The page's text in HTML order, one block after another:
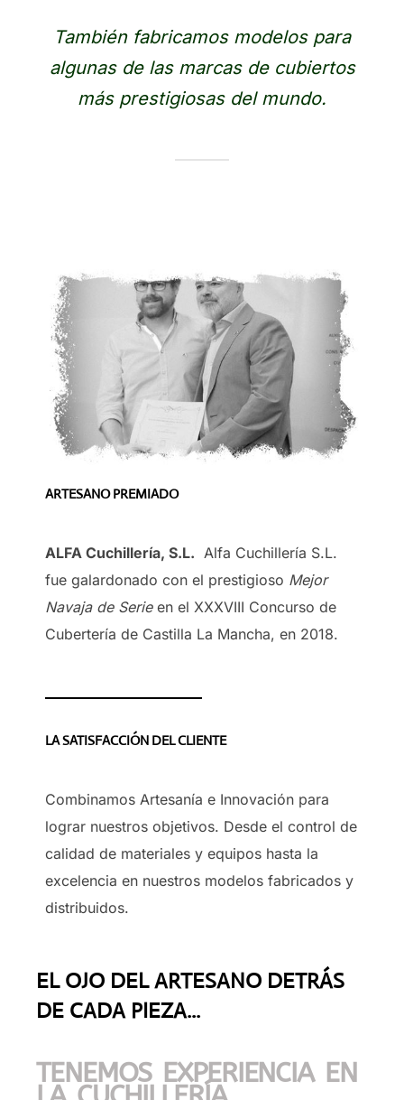
También fabricamos modelos para
algunas de las marcas de cubiertos
más prestigiosas del mundo.
ARTESANO PREMIADO
ALFA Cuchillería, S.L. Alfa Cuchillería S.L.
fue galardonado con el prestigioso Mejor
Navaja de Serieen el XXXVIII Concurso de
Cubertería de Castilla La Mancha, en 2018.
LA SATISFACCIÓN DEL CLIENTE
Combinamos Artesanía e Innovación para
lograr nuestros objetivos. Desde el control de
calidad de materiales y equipos hasta la
excelencia en nuestros modelos fabricados y
distribuidos.
EL OJO DEL ARTESANO DETRÁS
DE CADA PIEZA...
TENEMOS EXPERIENCIA EN